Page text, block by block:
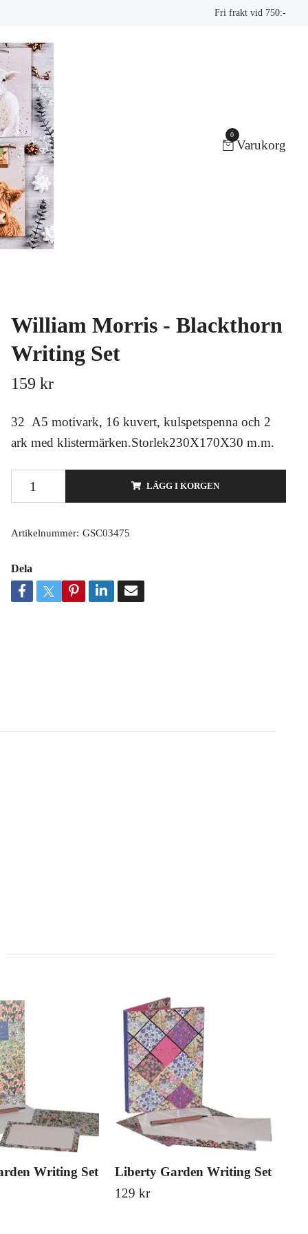
Fri frakt vid 750:-
0
Varukorg
William Morris - Blackthorn
Writing Set
159 kr
32 A5 motivark, 16 kuvert, kulspetspenna och 2
ark med klistermärken.Storlek230X170X30 m.m.
LÄGG I KORGEN
Artikelnummer: GSC03475
Dela
Writing Set
Liberty Garden Writing Set
129 kr